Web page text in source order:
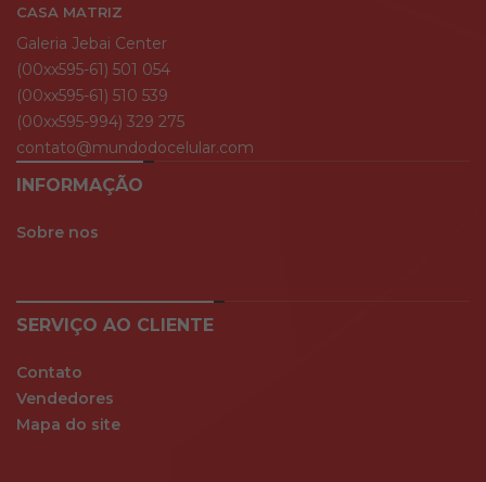
CASA MATRIZ
Galeria Jebai Center
(00xx595-61) 501 054
(00xx595-61) 510 539
(00xx595-994) 329 275
contato@mundodocelular.com
INFORMAÇÃO
Sobre nos
SERVIÇO AO CLIENTE
Contato
Vendedores
Mapa do site